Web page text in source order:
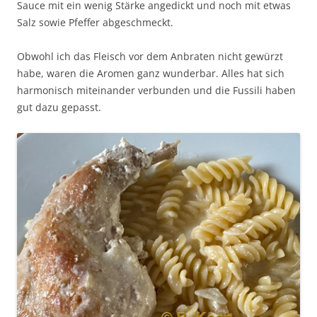
Sauce mit ein wenig Stärke angedickt und noch mit etwas
Salz sowie Pfeffer abgeschmeckt.
Obwohl ich das Fleisch vor dem Anbraten nicht gewürzt
habe, waren die Aromen ganz wunderbar. Alles hat sich
harmonisch miteinander verbunden und die Fussili haben
gut dazu gepasst.